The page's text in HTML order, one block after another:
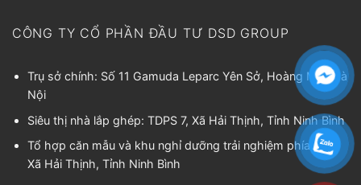
CÔNG TY CỔ PHẦN ĐẦU TƯ DSD GROUP
Trụ sở chính: Số 11 Gamuda Leparc Yên Sở, Hoàng Mai, Hà
Nội
Siêu thị nhà lắp ghép: TDPS 7, Xã Hải Thịnh, Tỉnh Ninh Bình
Tổ hợp căn mẫu và khu nghỉ dưỡng trải nghiệm phía Bắc:
Xã Hải Thịnh, Tỉnh Ninh Bình